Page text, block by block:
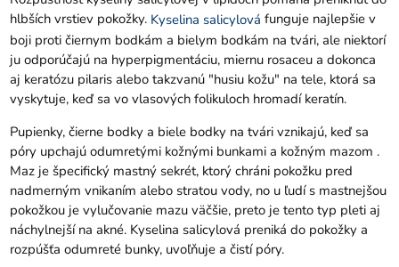
hlbších vrstiev pokožky. Kyselina salicylová funguje najlepšie v
boji proti čiernym bodkám a bielym bodkám na tvári, ale niektorí
ju odporúčajú na hyperpigmentáciu, miernu rosaceu a dokonca
aj keratózu pilaris alebo takzvanú "husiu kožu" na tele, ktorá sa
vyskytuje, keď sa vo vlasových folikuloch hromadí keratín.
Pupienky, čierne bodky a biele bodky na tvári vznikajú, keď sa
póry upchajú odumretými kožnými bunkami a kožným mazom .
Maz je špecifický mastný sekrét, ktorý chráni pokožku pred
nadmerným vnikaním alebo stratou vody, no u ľudí s mastnejšou
pokožkou je vylučovanie mazu väčšie, preto je tento typ pleti aj
náchylnejší na akné. Kyselina salicylová preniká do pokožky a
rozpúšťa odumreté bunky, uvoľňuje a čistí póry.